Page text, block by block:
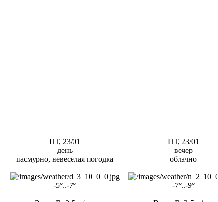
ПТ, 23/01
день
пасмурно, невесёлая погодка
-5°..-7°
ПТ, 23/01
вечер
облачно
-7°..-9°